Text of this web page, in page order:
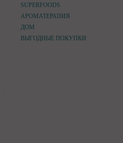
SUPERFOODS
АРОМАТЕРАПИЯ
ДОМ
ВЫГОДНЫЕ ПОКУПКИ